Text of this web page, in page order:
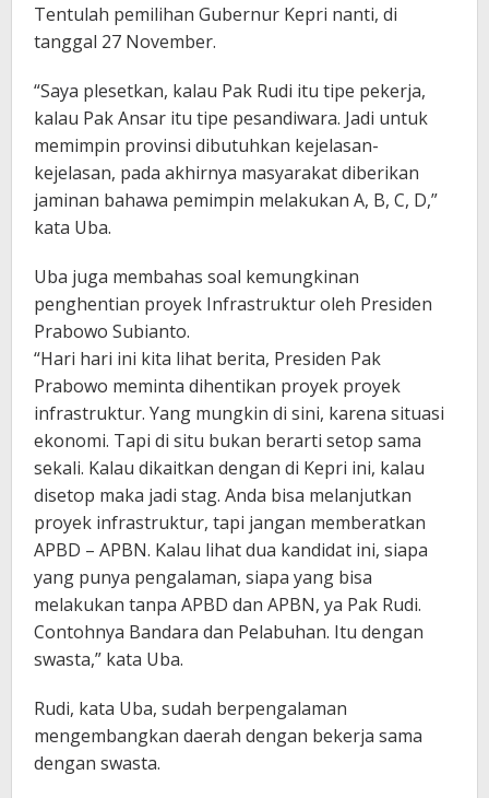
Tentulah pemilihan Gubernur Kepri nanti, di
tanggal 27 November.
“Saya plesetkan, kalau Pak Rudi itu tipe pekerja,
kalau Pak Ansar itu tipe pesandiwara. Jadi untuk
memimpin provinsi dibutuhkan kejelasan-
kejelasan, pada akhirnya masyarakat diberikan
jaminan bahawa pemimpin melakukan A, B, C, D,”
kata Uba.
Uba juga membahas soal kemungkinan
penghentian proyek Infrastruktur oleh Presiden
Prabowo Subianto.
“Hari hari ini kita lihat berita, Presiden Pak
Prabowo meminta dihentikan proyek proyek
infrastruktur. Yang mungkin di sini, karena situasi
ekonomi. Tapi di situ bukan berarti setop sama
sekali. Kalau dikaitkan dengan di Kepri ini, kalau
disetop maka jadi stag. Anda bisa melanjutkan
proyek infrastruktur, tapi jangan memberatkan
APBD – APBN. Kalau lihat dua kandidat ini, siapa
yang punya pengalaman, siapa yang bisa
melakukan tanpa APBD dan APBN, ya Pak Rudi.
Contohnya Bandara dan Pelabuhan. Itu dengan
swasta,” kata Uba.
Rudi, kata Uba, sudah berpengalaman
mengembangkan daerah dengan bekerja sama
dengan swasta.